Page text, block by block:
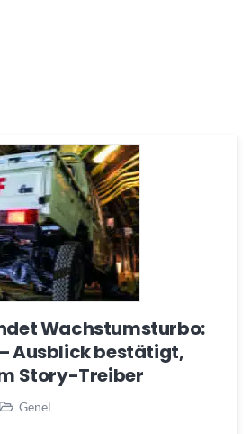
Wachstumsturbo:
Ausblick bestätigt,
Story-Treiber
Genel